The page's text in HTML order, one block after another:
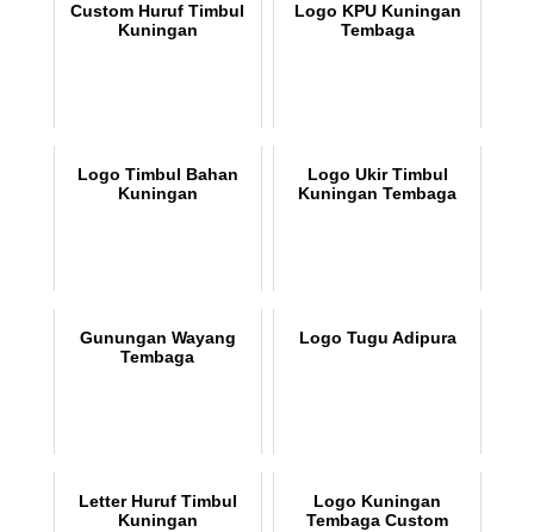
Custom Huruf Timbul
Kuningan
Logo KPU Kuningan
Tembaga
Logo Timbul Bahan
Kuningan
Logo Ukir Timbul
Kuningan Tembaga
Gunungan Wayang
Tembaga
Logo Tugu Adipura
Letter Huruf Timbul
Kuningan
Logo Kuningan
Tembaga Custom